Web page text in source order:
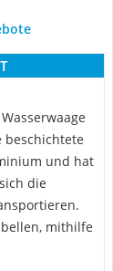
beschichtete
und hat
die
mithilfe